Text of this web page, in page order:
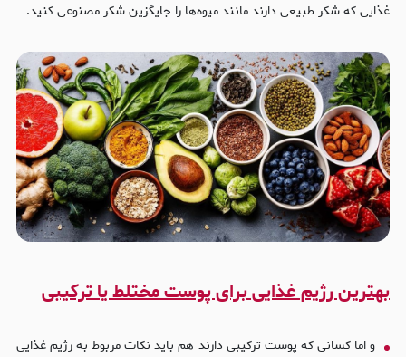
غذایی که شکر طبیعی دارند مانند میوه‌ها را جایگزین شکر مصنوعی کنید.
بهترین رژیم غذایی برای پوست مختلط یا ترکیبی
و اما کسانی که پوست ترکیبی دارند هم باید نکات مربوط به رژیم غذایی